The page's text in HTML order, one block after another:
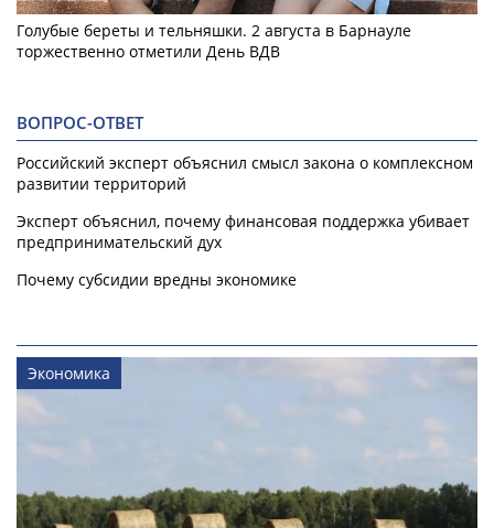
Голубые береты и тельняшки. 2 августа в Барнауле
торжественно отметили День ВДВ
ВОПРОС-ОТВЕТ
Российский эксперт объяснил смысл закона о комплексном
развитии территорий
Эксперт объяснил, почему финансовая поддержка убивает
предпринимательский дух
Почему субсидии вредны экономике
Экономика